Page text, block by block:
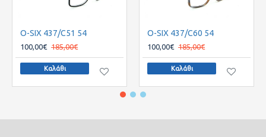
O-SIX 437/C51 54
100,00€ 185,00€
Καλάθι
O-SIX 437/C60 54
100,00€ 185,00€
Καλάθι